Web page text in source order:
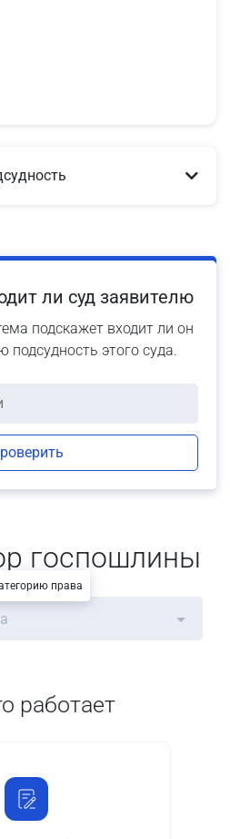
ли суд заявителю
подскажет входит ли он
подсудность этого суда.
госпошлины
работает
права